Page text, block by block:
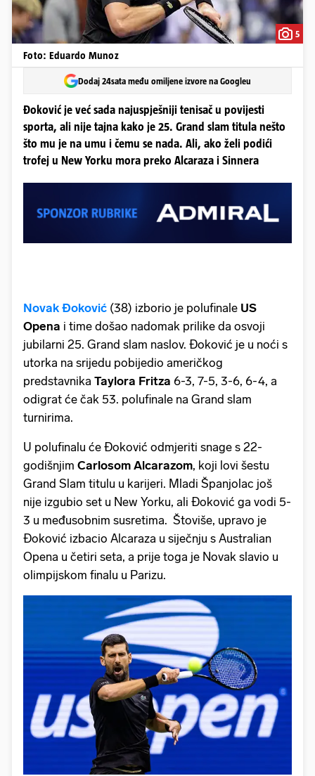
5
Foto: Eduardo Munoz
Dodaj 24sata među omiljene izvore na Googleu
Đoković je već sada najuspješniji tenisač u povijesti
sporta, ali nije tajna kako je 25. Grand slam titula nešto
što mu je na umu i čemu se nada. Ali, ako želi podići
trofej u New Yorku mora preko Alcaraza i Sinnera
Novak Đoković (38) izborio je polufinale US
Opena i time došao nadomak prilike da osvoji
jubilarni 25. Grand slam naslov. Đoković je u noći s
utorka na srijedu pobijedio američkog
predstavnika Taylora Fritza 6-3, 7-5, 3-6, 6-4, a
odigrat će čak 53. polufinale na Grand slam
turnirima.
U polufinalu će Đoković odmjeriti snage s 22-
godišnjim Carlosom Alcarazom, koji lovi šestu
Grand Slam titulu u karijeri. Mladi Španjolac još
nije izgubio set u New Yorku, ali Đoković ga vodi 5-
3 u međusobnim susretima. Štoviše, upravo je
Đoković izbacio Alcaraza u siječnju s Australian
Opena u četiri seta, a prije toga je Novak slavio u
olimpijskom finalu u Parizu.